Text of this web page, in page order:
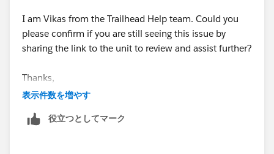
I am Vikas from the Trailhead Help team. Could you
please confirm if you are still seeing this issue by
sharing the link to the unit to review and assist further?
Thanks,
B Vikas
++TrailheadHelpFollowUp
表示件数を増やす
役立つとしてマーク